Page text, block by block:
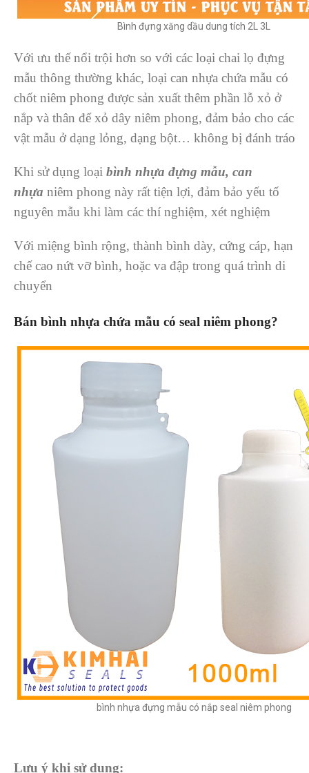
Bình đựng xăng dầu dung tích 2L 3L
Với ưu thế nổi trội hơn so với các loại chai lọ đựng
mẫu thông thường khác, loại can nhựa chứa mẫu có
chốt niêm phong được sản xuất thêm phần lỗ xỏ ở
nắp và thân để xỏ dây niêm phong, đảm bảo cho các
vật mẫu ở dạng lỏng, dạng bột… không bị đánh tráo
Khi sử dụng loại bình nhựa đựng mẫu, can
nhựa niêm phong này rất tiện lợi, đảm bảo yếu tố
nguyên mẫu khi làm các thí nghiệm, xét nghiệm
Với miệng bình rộng, thành bình dày, cứng cáp, hạn
chế cao nứt vỡ bình, hoặc va đập trong quá trình di
chuyển
Bán bình nhựa chứa mẫu có seal niêm phong?
bình nhựa đựng mẫu có nắp seal niêm phong
Lưu ý khi sử dụng: